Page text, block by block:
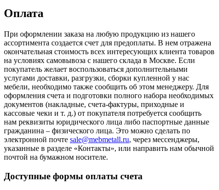
Оплата
При оформлении заказа на любую продукцию из нашего
ассортимента создается счет для предоплаты. В нем отражена
окончательная стоимость всех интересующих клиента товаров
на условиях самовывоза с нашего склада в Москве. Если
покупатель желает воспользоваться дополнительными
услугами доставки, разгрузки, сборки купленной у нас
мебели, необходимо также сообщить об этом менеджеру. Для
оформления счета и подготовки полного набора необходимых
документов (накладные, счета-фактуры, приходные и
кассовые чеки и т. д.) от покупателя потребуется сообщить
нам реквизиты юридического лица либо паспортные данные
гражданина – физического лица. Это можно сделать по
электронной почте sale@mebmetall.ru, через мессенджеры,
указанные в разделе «Контакты», или направить нам обычной
почтой на бумажном носителе.
Доступные формы оплаты счета